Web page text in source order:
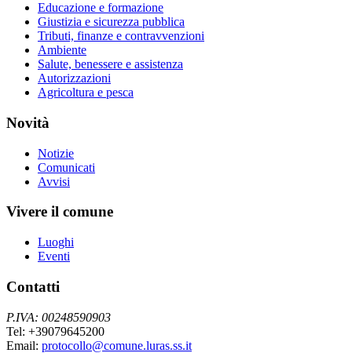
Educazione e formazione
Giustizia e sicurezza pubblica
Tributi, finanze e contravvenzioni
Ambiente
Salute, benessere e assistenza
Autorizzazioni
Agricoltura e pesca
Novità
Notizie
Comunicati
Avvisi
Vivere il comune
Luoghi
Eventi
Contatti
P.IVA: 00248590903
Tel: +39079645200
Email: protocollo@comune.luras.ss.it